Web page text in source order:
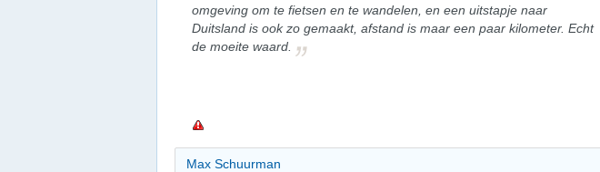
omgeving om te fietsen en te wandelen, en een uitstapje naar
Duitsland is ook zo gemaakt, afstand is maar een paar kilometer. Echt
de moeite waard.
Max Schuurman